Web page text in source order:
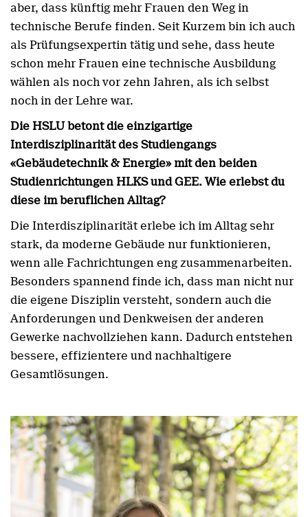
aber, dass künftig mehr Frauen den Weg in
technische Berufe finden. Seit Kurzem bin ich auch
als Prüfungsexpertin tätig und sehe, dass heute
schon mehr Frauen eine technische Ausbildung
wählen als noch vor zehn Jahren, als ich selbst
noch in der Lehre war.
Die HSLU betont die einzigartige
Interdisziplinarität des Studiengangs
«Gebäudetechnik & Energie» mit den beiden
Studienrichtungen HLKS und GEE. Wie erlebst du
diese im beruflichen Alltag?
Die Interdisziplinarität erlebe ich im Alltag sehr
stark, da moderne Gebäude nur funktionieren,
wenn alle Fachrichtungen eng zusammenarbeiten.
Besonders spannend finde ich, dass man nicht nur
die eigene Disziplin versteht, sondern auch die
Anforderungen und Denkweisen der anderen
Gewerke nachvollziehen kann. Dadurch entstehen
bessere, effizientere und nachhaltigere
Gesamtlösungen.